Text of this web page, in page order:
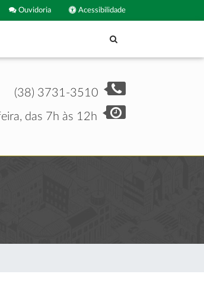
Acessibilidade
Ouvidoria
(38) 3731-3510
das 7h às 12h